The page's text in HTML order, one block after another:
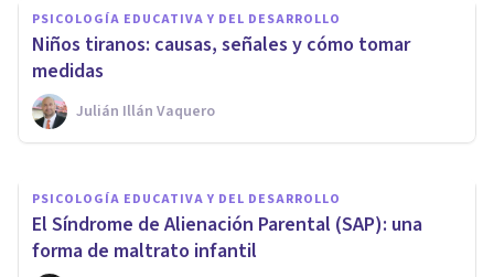
PSICOLOGÍA EDUCATIVA Y DEL DESARROLLO
Niños tiranos: causas, señales y cómo tomar
medidas
Julián Illán Vaquero
Las ​8 razones para no usar el
castigo físico hacia los hijos
Mireia Navarro
PSICOLOGÍA EDUCATIVA Y DEL DESARROLLO
​El Síndrome de Alienación Parental (SAP): una
forma de maltrato infantil